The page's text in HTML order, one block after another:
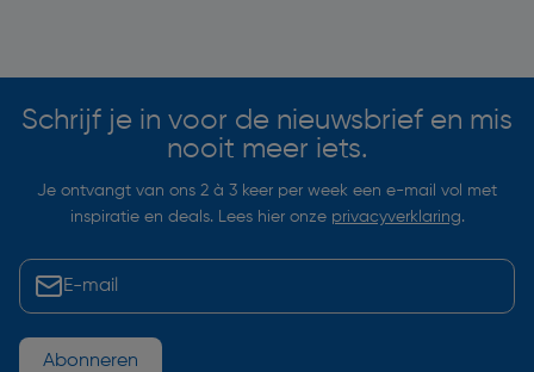
Schrijf je in voor de nieuwsbrief en mis
nooit meer iets.
Je ontvangt van ons 2 à 3 keer per week een e-mail vol met
inspiratie en deals. Lees hier onze privacyverklaring.
Abonneren